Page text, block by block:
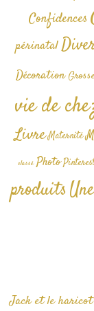
Confidences
périnatal
Décoration
vie de
Livre Maternité
classé Photo
produits
Jack et le